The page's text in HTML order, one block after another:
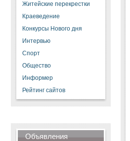
Житейские перекрестки
Краеведение
Конкурсы Нового дня
Интервью
Спорт
Общество
Информер
Рейтинг сайтов
Объявления